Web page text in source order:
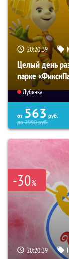
20:20:38
Целый день
парке
Лубянка
от 563 руб.
до2990руб.
-30%
20:20:38